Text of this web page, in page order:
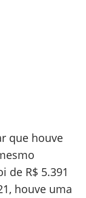
que houve
de R$ 5.391
houve uma